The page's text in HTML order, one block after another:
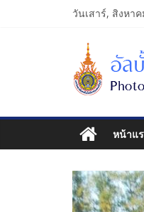
วันเสาร์, สิงหา
หน้าแ